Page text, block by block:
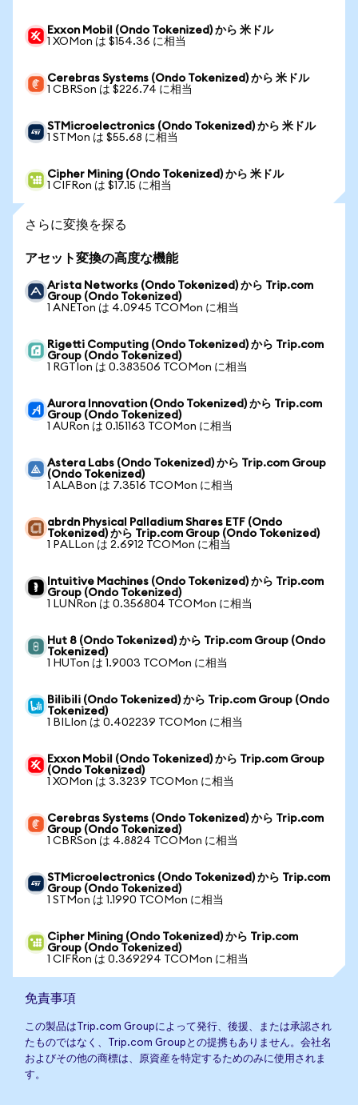
Exxon Mobil (Ondo Tokenized) から 米ドル
1 XOMon は $154.36 に相当
Cerebras Systems (Ondo Tokenized) から 米ドル
1 CBRSon は $226.74 に相当
STMicroelectronics (Ondo Tokenized) から 米ドル
1 STMon は $55.68 に相当
Cipher Mining (Ondo Tokenized) から 米ドル
1 CIFRon は $17.15 に相当
さらに変換を探る
アセット変換の高度な機能
Arista Networks (Ondo Tokenized) から Trip.com
Group (Ondo Tokenized)
1 ANETon は 4.0945 TCOMon に相当
Rigetti Computing (Ondo Tokenized) から Trip.com
Group (Ondo Tokenized)
1 RGTIon は 0.383506 TCOMon に相当
Aurora Innovation (Ondo Tokenized) から Trip.com
Group (Ondo Tokenized)
1 AURon は 0.151163 TCOMon に相当
Astera Labs (Ondo Tokenized) から Trip.com Group
(Ondo Tokenized)
1 ALABon は 7.3516 TCOMon に相当
abrdn Physical Palladium Shares ETF (Ondo
Tokenized) から Trip.com Group (Ondo Tokenized)
1 PALLon は 2.6912 TCOMon に相当
Intuitive Machines (Ondo Tokenized) から Trip.com
Group (Ondo Tokenized)
1 LUNRon は 0.356804 TCOMon に相当
Hut 8 (Ondo Tokenized) から Trip.com Group (Ondo
Tokenized)
1 HUTon は 1.9003 TCOMon に相当
Bilibili (Ondo Tokenized) から Trip.com Group (Ondo
Tokenized)
1 BILIon は 0.402239 TCOMon に相当
Exxon Mobil (Ondo Tokenized) から Trip.com Group
(Ondo Tokenized)
1 XOMon は 3.3239 TCOMon に相当
Cerebras Systems (Ondo Tokenized) から Trip.com
Group (Ondo Tokenized)
1 CBRSon は 4.8824 TCOMon に相当
STMicroelectronics (Ondo Tokenized) から Trip.com
Group (Ondo Tokenized)
1 STMon は 1.1990 TCOMon に相当
Cipher Mining (Ondo Tokenized) から Trip.com
Group (Ondo Tokenized)
1 CIFRon は 0.369294 TCOMon に相当
免責事項
この製品はTrip.com Groupによって発行、後援、または承認され
たものではなく、Trip.com Groupとの提携もありません。会社名
およびその他の商標は、原資産を特定するためのみに使用されま
す。